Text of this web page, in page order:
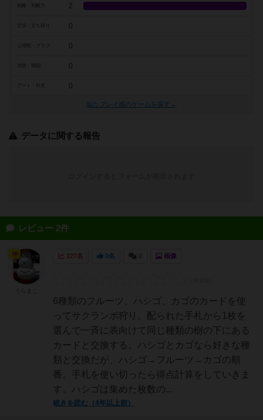
戦略・判断力 2
0
0
0
アート・外見 0
似たプレイ感のゲームを探す→
データに関する報告
レビュー 2件
127名 0名 画像
6種類のフルーツ、ハシゴ、カゴのカードを使
ってサクランボ狩り。配られた手札から1枚を
選んで一斉に表向けて同じ種類の樹の下にある
カードと交換する。ハシゴとカゴなら好きな種
類と交換だが、ハシゴ→フルーツ→カゴの順
番。手札を使い切ったら得点計算をしていきま
す。ハシゴは集めた枚数の...
続きを読む（4年以上前）
神